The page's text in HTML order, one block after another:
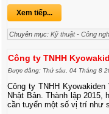
Xem tiếp...
Chuyên mục:Kỹ thuật - Công
Công ty TNHH
Được đăng: Thứ sáu, 04 Tháng 8
Công ty TNHH
Nhật Bản. Thành lập 2015,
cần tuyển một số vị trí như